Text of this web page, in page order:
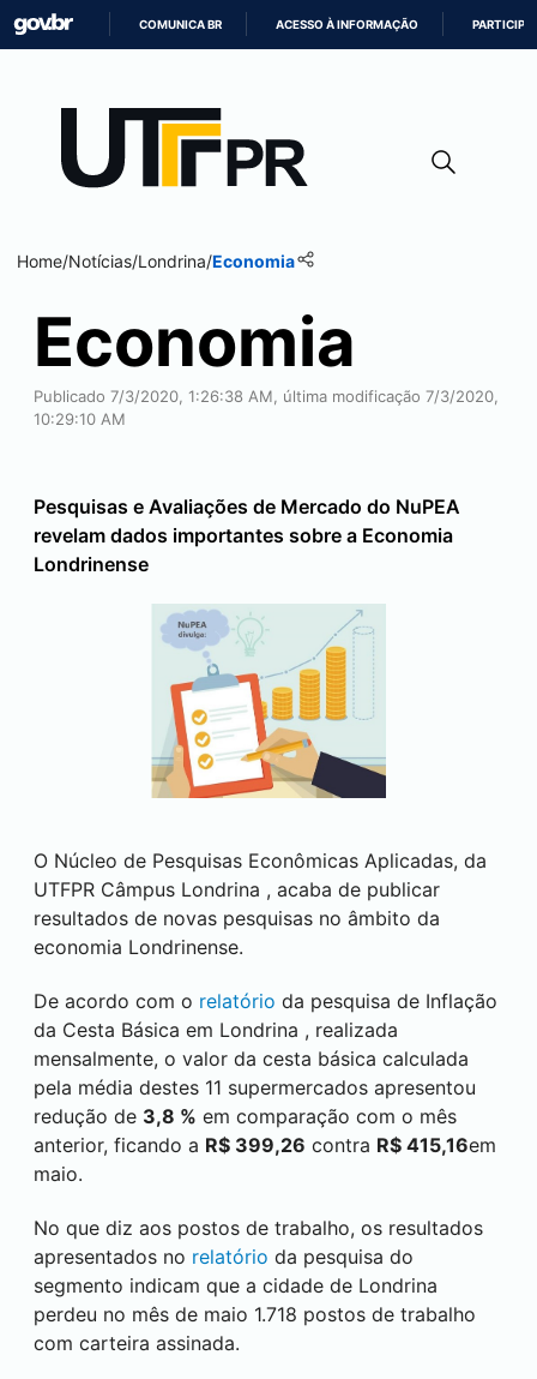
CONTEÚDO
COMUNICA BR ACESSO À INFORMAÇÃO PARTICIPE
Home/Notícias/Londrina/Economia
Economia
Publicado 7/3/2020, 1:26:38 AM, última modificação 7/3/2020,
10:29:10 AM
Pesquisas e Avaliações de Mercado do NuPEA
revelam dados importantes sobre a Economia
Londrinense
O Núcleo de Pesquisas Econômicas Aplicadas, da
UTFPR Câmpus Londrina , acaba de publicar
resultados de novas pesquisas no âmbito da
economia Londrinense.
De acordo com o relatório da pesquisa de Inflação
da Cesta Básica em Londrina , realizada
mensalmente, o valor da cesta básica calculada
pela média destes 11 supermercados apresentou
redução de 3,8 % em comparação com o mês
anterior, ficando a R$ 399,26 contra R$ 415,16em
maio.
No que diz aos postos de trabalho, os resultados
apresentados no relatório da pesquisa do
segmento indicam que a cidade de Londrina
perdeu no mês de maio 1.718 postos de trabalho
com carteira assinada.